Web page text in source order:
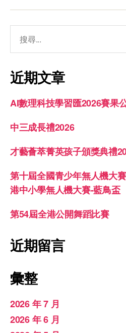
近期文章
AI數理科技學習匯2026賽果
中三成長禮2026
才藝薈萃菁英孩子頒獎典禮
第十屆全國青少年無人機大
港中小學無人機大賽-藍鳥盃
第54屆全港公開舞蹈比賽
近期留言
彙整
2026 年 7 月
2026 年 6 月